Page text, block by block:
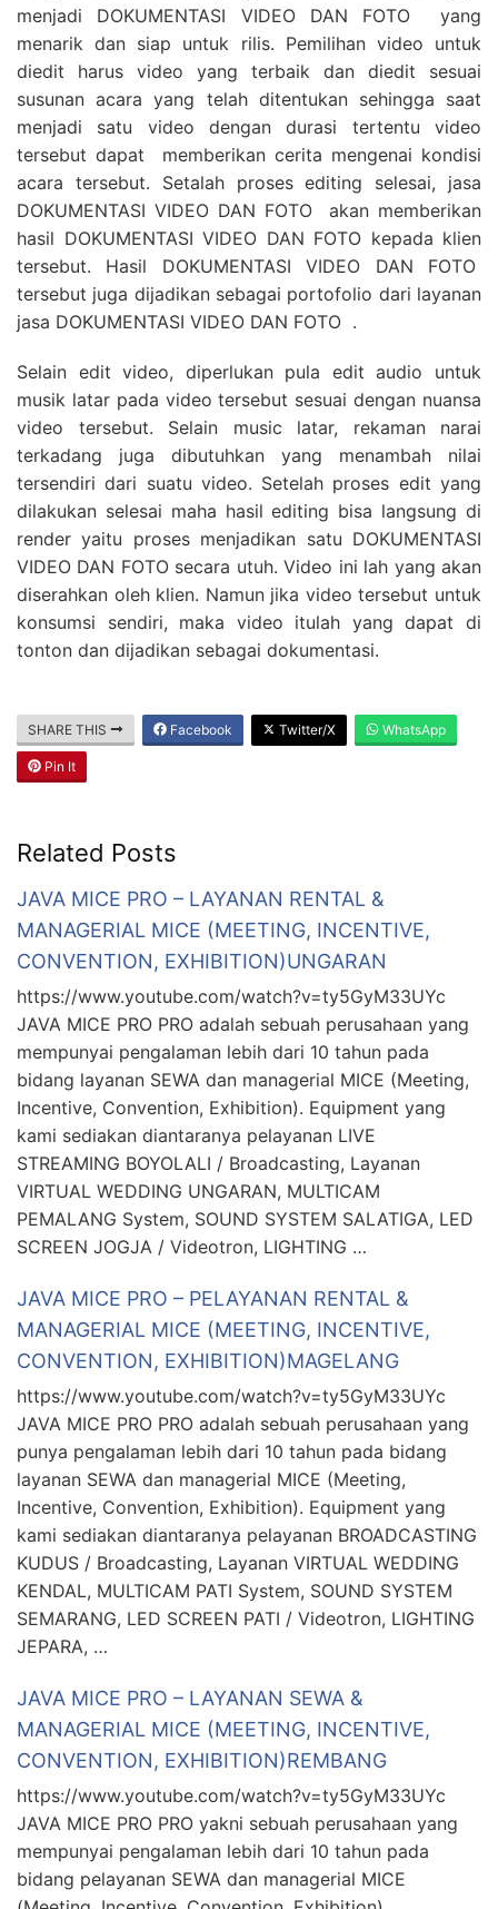
menjadi DOKUMENTASI VIDEO DAN FOTO yang
menarik dan siap untuk rilis. Pemilihan video untuk
diedit harus video yang terbaik dan diedit sesuai
susunan acara yang telah ditentukan sehingga saat
menjadi satu video dengan durasi tertentu video
tersebut dapat memberikan cerita mengenai kondisi
acara tersebut. Setalah proses editing selesai, jasa
DOKUMENTASI VIDEO DAN FOTO akan memberikan
hasil DOKUMENTASI VIDEO DAN FOTO kepada klien
tersebut. Hasil DOKUMENTASI VIDEO DAN FOTO
tersebut juga dijadikan sebagai portofolio dari layanan
jasa DOKUMENTASI VIDEO DAN FOTO .
Selain edit video, diperlukan pula edit audio untuk
musik latar pada video tersebut sesuai dengan nuansa
video tersebut. Selain music latar, rekaman narai
terkadang juga dibutuhkan yang menambah nilai
tersendiri dari suatu video. Setelah proses edit yang
dilakukan selesai maha hasil editing bisa langsung di
render yaitu proses menjadikan satu DOKUMENTASI
VIDEO DAN FOTO secara utuh. Video ini lah yang akan
diserahkan oleh klien. Namun jika video tersebut untuk
konsumsi sendiri, maka video itulah yang dapat di
tonton dan dijadikan sebagai dokumentasi.
SHARE THIS Facebook Twitter/X WhatsApp
Pin It
Related Posts
JAVA MICE PRO – LAYANAN RENTAL &
MANAGERIAL MICE (MEETING, INCENTIVE,
CONVENTION, EXHIBITION)UNGARAN
https://www.youtube.com/watch?v=ty5GyM33UYc
JAVA MICE PRO PRO adalah sebuah perusahaan yang
mempunyai pengalaman lebih dari 10 tahun pada
bidang layanan SEWA dan managerial MICE (Meeting,
Incentive, Convention, Exhibition). Equipment yang
kami sediakan diantaranya pelayanan LIVE
STREAMING BOYOLALI / Broadcasting, Layanan
VIRTUAL WEDDING UNGARAN, MULTICAM
PEMALANG System, SOUND SYSTEM SALATIGA, LED
SCREEN JOGJA / Videotron, LIGHTING …
JAVA MICE PRO – PELAYANAN RENTAL &
MANAGERIAL MICE (MEETING, INCENTIVE,
CONVENTION, EXHIBITION)MAGELANG
https://www.youtube.com/watch?v=ty5GyM33UYc
JAVA MICE PRO PRO adalah sebuah perusahaan yang
punya pengalaman lebih dari 10 tahun pada bidang
layanan SEWA dan managerial MICE (Meeting,
Incentive, Convention, Exhibition). Equipment yang
kami sediakan diantaranya pelayanan BROADCASTING
KUDUS / Broadcasting, Layanan VIRTUAL WEDDING
KENDAL, MULTICAM PATI System, SOUND SYSTEM
SEMARANG, LED SCREEN PATI / Videotron, LIGHTING
JEPARA, …
JAVA MICE PRO – LAYANAN SEWA &
MANAGERIAL MICE (MEETING, INCENTIVE,
CONVENTION, EXHIBITION)REMBANG
https://www.youtube.com/watch?v=ty5GyM33UYc
JAVA MICE PRO PRO yakni sebuah perusahaan yang
mempunyai pengalaman lebih dari 10 tahun pada
bidang pelayanan SEWA dan managerial MICE